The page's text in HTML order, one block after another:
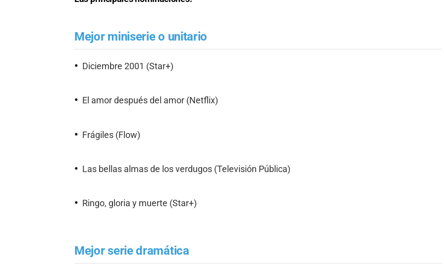
Mejor miniserie o unitario
Diciembre 2001 (Star+)
El amor después del amor (Netflix)
Frágiles (Flow)
Las bellas almas de los verdugos (Televisión Pública)
Ringo, gloria y muerte (Star+)
Mejor serie dramática